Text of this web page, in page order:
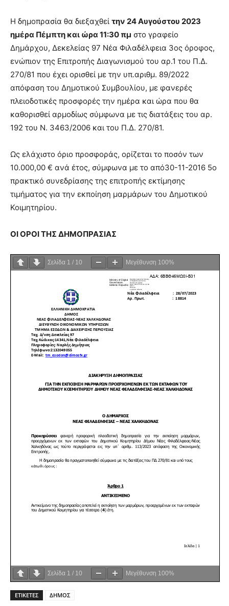
Η δημοπρασία θα διεξαχθεί την 24 Αυγούστου 2023
ημέρα Πέμπτη και ώρα 11:30 πμ στο γραφείο
Δημάρχου, Δεκελείας 97 Νέα Φιλαδέλφεια 3ος όροφος,
ενώπιον της Επιτροπής Διαγωνισμού του αρ.1 του Π.Δ.
270/81 που έχει ορισθεί με την υπ.αριθμ. 89/2022
απόφαση του Δημοτικού Συμβουλίου, με φανερές
πλειοδοτικές προσφορές την ημέρα και ώρα που θα
καθορισθεί αρμοδίως σύμφωνα με τις διατάξεις του αρ.
192 του Ν. 3463/2006 και του Π.Δ. 270/81.
Ως ελάχιστο όριο προσφοράς, ορίζεται το ποσόν των
10.000,00 € ανά έτος, σύμφωνα με το από30-11-2016 5ο
πρακτικό συνεδρίασης της επιτροπής εκτίμησης
τιμήματος για την εκποίηση μαρμάρων του Δημοτικού
Κοιμητηρίου.
ΟΙ ΟΡΟΙ ΤΗΣ ΔΗΜΟΠΡΑΣΙΑΣ
Σελίδα 1 / 10 Μεγέθυνση 100%
Σελίδα 1 / 10 Μεγέθυνση 100%
ΕΤΙΚΕΤΕΣ ΔΗΜΟΣ